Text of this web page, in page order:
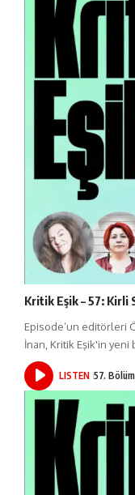
Kritik Eşik – 57: Kirli
Episode’un editörleri
İnan, Kritik Eşik'in
LISTEN 57. Bölüm